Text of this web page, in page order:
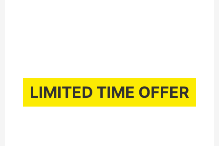
LIMITED TIME OFFER